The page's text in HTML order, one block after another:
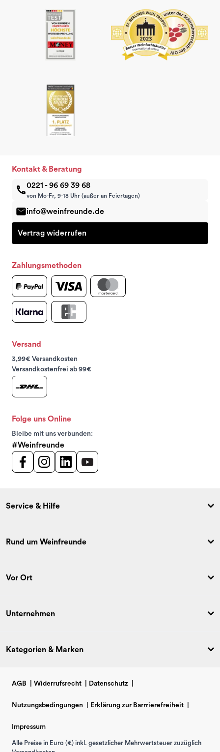
Kontakt & Beratung
0221 - 96 69 39 68
von Mo-Fr, 9-18 Uhr (außer an Feiertagen)
info@weinfreunde.de
Vertrag widerrufen
Zahlungsmethoden
Versand
3,99€ Versandkosten
Versandkostenfrei ab 99€
Folge uns Online
Bleibe mit uns verbunden:
#Weinfreunde
Service & Hilfe
Rund um Weinfreunde
Vor Ort
Unternehmen
Kategorien & Marken
AGB Widerrufsrecht Datenschutz
Nutzungsbedingungen Erklärung zur Barrrierefreiheit
Impressum
Alle Preise in Euro (€) inkl. gesetzlicher Mehrwertsteuer zuzüglich